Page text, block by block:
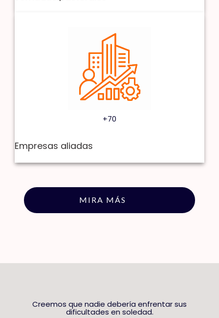
+70
Empresas aliadas
MIRA MÁS
Creemos que nadie debería enfrentar sus
dificultades en soledad.